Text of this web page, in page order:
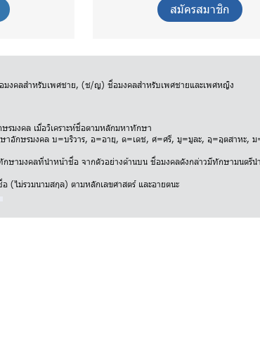
สมัครสมาชิก
คลสำหรับเพศชาย, (ช/ญ) ชื่อมงคลสำหรับเพศชายและเพศหญิง
รมงคล เมื่อวิเคราะห์ชื่อตามหลักมหาทักษา
าอักษรมงคล บ=บริวาร, อ=อายุ, ด=เดช, ศ=ศรี, มู=มูละ, อุ=อุตสาหะ, ม
กษามงคลที่นำหน้าชื่อ จากตัวอย่างด้านบน ชื่อมงคลดังกล่าวมีทักษามนตรี
อ (ไม่รวมนามสกุล) ตามหลักเลขศาสตร์ และอายตนะ